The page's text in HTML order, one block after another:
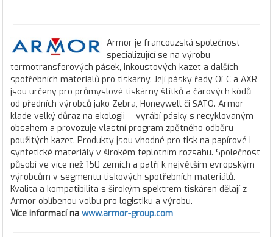
Armor je francouzská společnost
specializující se na výrobu
termotransferových pásek, inkoustových kazet a dalších
spotřebních materiálů pro tiskárny. Její pásky řady OFC a AXR
jsou určeny pro průmyslové tiskárny štítků a čárových kódů
od předních výrobců jako Zebra, Honeywell či SATO. Armor
klade velký důraz na ekologii — vyrábí pásky s recyklovaným
obsahem a provozuje vlastní program zpětného odběru
použitých kazet. Produkty jsou vhodné pro tisk na papírové i
syntetické materiály v širokém teplotním rozsahu. Společnost
působí ve více než 150 zemích a patří k největším evropským
výrobcům v segmentu tiskových spotřebních materiálů.
Kvalita a kompatibilita s širokým spektrem tiskáren dělají z
Armor oblíbenou volbu pro logistiku a výrobu.
Více informací na www.armor-group.com